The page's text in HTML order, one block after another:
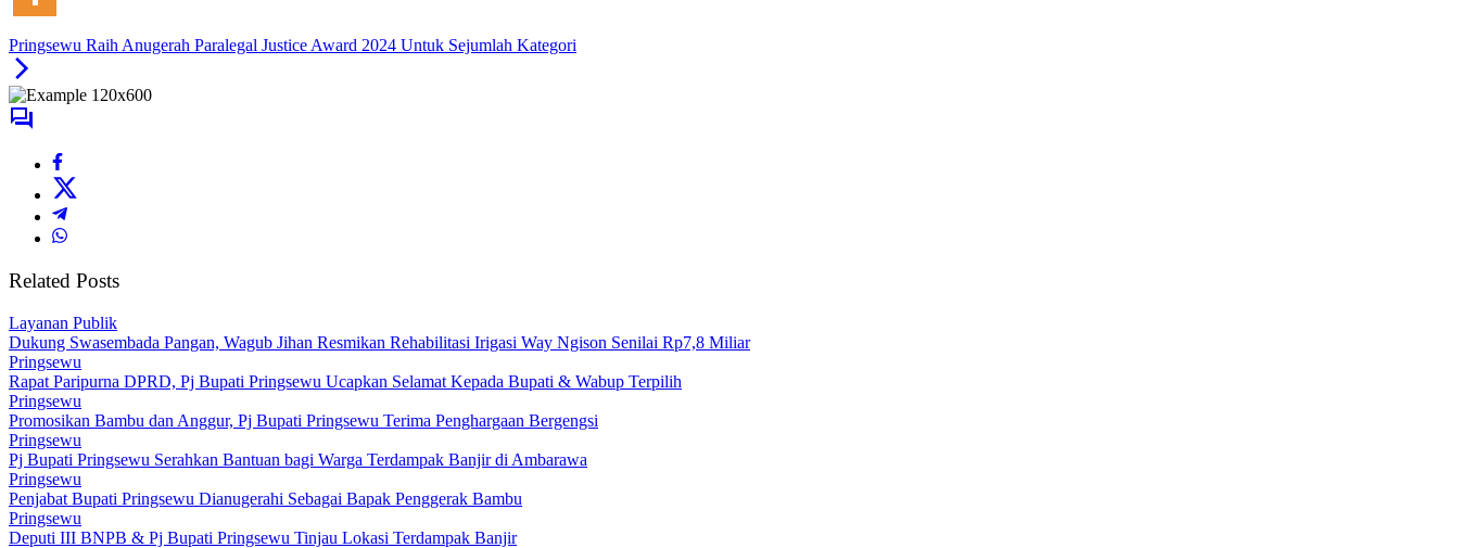
Pringsewu Raih Anugerah Paralegal Justice Award 2024 Untuk Sejumlah Kategori
Related Posts
Layanan Publik
Dukung Swasembada Pangan, Wagub Jihan Resmikan Rehabilitasi Irigasi Way Ngison Senilai Rp7,8 Miliar
Pringsewu
Rapat Paripurna DPRD, Pj Bupati Pringsewu Ucapkan Selamat Kepada Bupati & Wabup Terpilih
Pringsewu
Promosikan Bambu dan Anggur, Pj Bupati Pringsewu Terima Penghargaan Bergengsi
Pringsewu
Pj Bupati Pringsewu Serahkan Bantuan bagi Warga Terdampak Banjir di Ambarawa
Pringsewu
Penjabat Bupati Pringsewu Dianugerahi Sebagai Bapak Penggerak Bambu
Pringsewu
Deputi III BNPB & Pj Bupati Pringsewu Tinjau Lokasi Terdampak Banjir